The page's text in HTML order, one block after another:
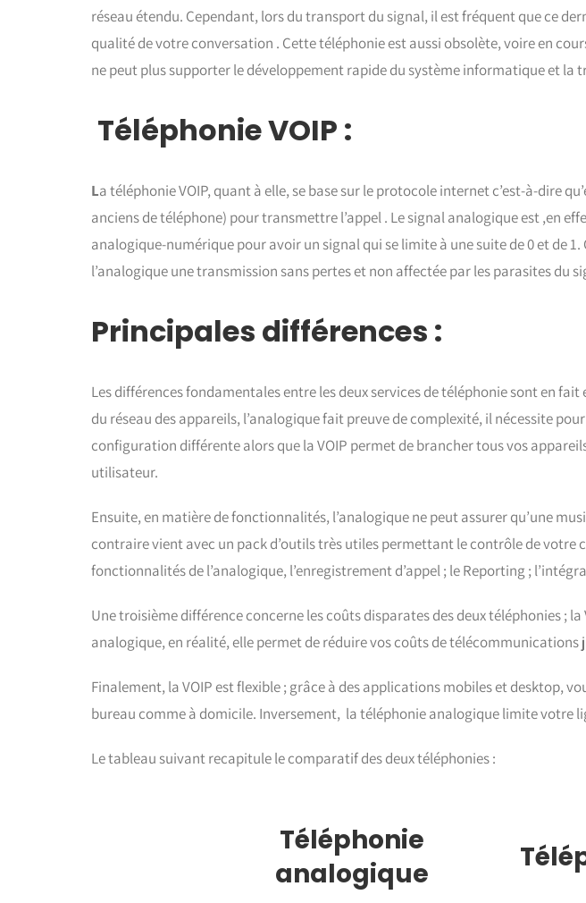
réseau étendu. Cependant, lors du transport du signal, il est fréquent que ce
qualité de votre conversation . Cette téléphonie est aussi obsolète, voire en
ne peut plus supporter le développement rapide du système informatique et
Téléphonie VOIP :
La téléphonie VOIP, quant à elle, se base sur le protocole internet c’est-à-dire
anciens de téléphone) pour transmettre l’appel . Le signal analogique est ,en
analogique-numérique pour avoir un signal qui se limite à une suite de 0 et de
l’analogique une transmission sans pertes et non affectée par les parasites du
Principales différences :
Les différences fondamentales entre les deux services de téléphonie sont en
du réseau des appareils, l’analogique fait preuve de complexité, il nécessite
configuration différente alors que la VOIP permet de brancher tous vos
utilisateur.
Ensuite, en matière de fonctionnalités, l’analogique ne peut assurer qu’une
contraire vient avec un pack d’outils très utiles permettant le contrôle de
fonctionnalités de l’analogique, l’enregistrement d’appel ; le Reporting ;
Une troisième différence concerne les coûts disparates des deux téléphonies ;
analogique, en réalité, elle permet de réduire vos coûts de télécommunications
Finalement, la VOIP est flexible ; grâce à des applications mobiles et desktop,
bureau comme à domicile. Inversement, la téléphonie analogique limite votre
Le tableau suivant recapitule le comparatif des deux téléphonies :
Téléphonie
analogique